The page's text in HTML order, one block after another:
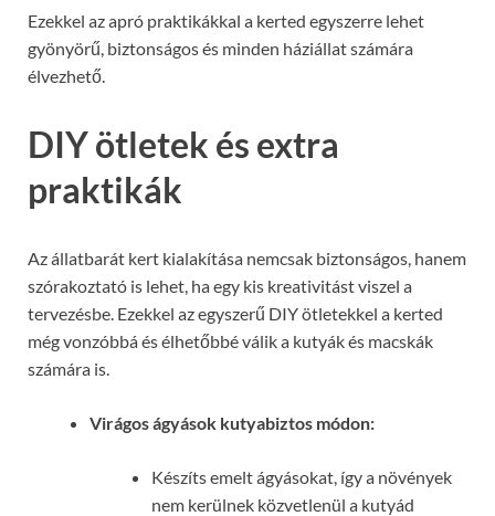
Ezekkel az apró praktikákkal a kerted egyszerre lehet
gyönyörű, biztonságos és minden háziállat számára
élvezhető.
DIY ötletek és extra
praktikák
Az állatbarát kert kialakítása nemcsak biztonságos, hanem
szórakoztató is lehet, ha egy kis kreativitást viszel a
tervezésbe. Ezekkel az egyszerű DIY ötletekkel a kerted
még vonzóbbá és élhetőbbé válik a kutyák és macskák
számára is.
Virágos ágyások kutyabiztos módon:
Készíts emelt ágyásokat, így a növények
nem kerülnek közvetlenül a kutyád